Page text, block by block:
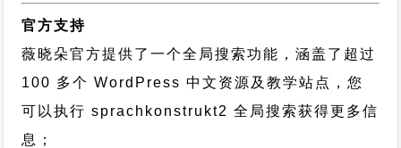
官方支持
薇晓朵官方提供了一个全局搜索功能，涵盖了超过
100 多个 WordPress 中文资源及教学站点，您
可以执行 sprachkonstrukt2 全局搜索获得更多信
息；